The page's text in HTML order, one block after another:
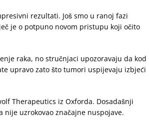
rezultati. Još smo u ranoj fazi
je o potpuno novom pristupu koji očito
raka, no stručnjaci upozoravaju da kod
upravo zato što tumori uspijevaju izbjeći
Therapeutics iz Oxforda. Dosadašnji
uzrokovao značajne nuspojave.